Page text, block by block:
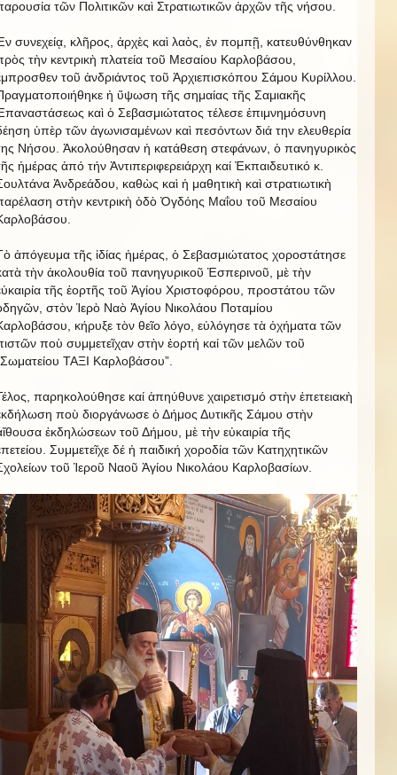
τῶν Πολιτικῶν καὶ Στρατιωτικῶν ἀρχῶν τῆς νήσου.
συνεχείᾳ, κλῆρος, ἀρχὲς καὶ λαὸς, ἐν πομπῇ, κατευθύνθηκαν
τὴν κεντρικὴ πλατεία τοῦ Μεσαίου Καρλοβάσου,
τοῦ ἀνδριάντος τοῦ Ἀρχιεπισκόπου Σάμου Κυρίλλου.
ἡ ὕψωση τῆς σημαίας τῆς Σαμιακῆς
καὶ ὁ Σεβασμιώτατος τέλεσε ἐπιμνημόσυνη
ὑπὲρ τῶν ἀγωνισαμένων καὶ πεσόντων διά την ελευθερία
Νήσου. Ἀκολούθησαν ἡ κατάθεση στεφάνων, ὁ πανηγυρικὸς
ἡμέρας ἀπό τήν Ἀντιπεριφερειάρχη καί Ἐκπαιδευτικό κ.
Ἀνδρεάδου, καθὼς καὶ ἡ μαθητικὴ καὶ στρατιωτικὴ
στὴν κεντρικὴ ὁδὸ Ὀγδόης Μαΐου τοῦ Μεσαίου
ἀπόγευμα τῆς ἰδίας ἡμέρας, ὁ Σεβασμιώτατος χοροστάτησε
τὴν ἀκολουθία τοῦ πανηγυρικοῦ Ἑσπερινοῦ, μὲ τὴν
τῆς ἑορτῆς τοῦ Ἁγίου Χριστοφόρου, προστάτου τῶν
στὸν Ἱερὸ Ναὸ Ἁγίου Νικολάου Ποταμίου
κήρυξε τὸν θεῖο λόγο, εὐλόγησε τὰ ὀχήματα τῶν
ποὺ συμμετεῖχαν στὴν ἑορτή καί τῶν μελῶν τοῦ
ΤΑΞΙ Καρλοβάσου”.
παρηκολούθησε καί ἀπηύθυνε χαιρετισμό στὴν ἐπετειακὴ
ποὺ διοργάνωσε ὁ Δήμος Δυτικῆς Σάμου στὴν
ἐκδηλώσεων τοῦ Δήμου, μὲ τὴν εὐκαιρία τῆς
Συμμετεῖχε δέ ἡ παιδική χοροδία τῶν Κατηχητικῶν
τοῦ Ἱεροῦ Ναοῦ Ἁγίου Νικολάου Καρλοβασίων.